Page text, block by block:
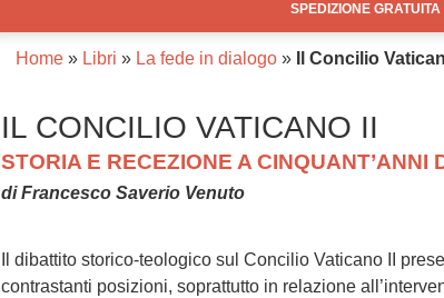
SPEDIZIONE GRATUITA
Home » Libri » La fede in dialogo » Il Concilio
IL CONCILIO VATICANO II
STORIA E RECEZIONE A CINQUANT’ANNI
di Francesco Saverio Venuto
Il dibattito storico-teologico sul Concilio Vaticano II
contrastanti posizioni, soprattutto in relazione